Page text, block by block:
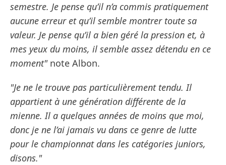
semestre. Je pense qu’il n’a commis pratiquement
aucune erreur et qu’il semble montrer toute sa
valeur. Je pense qu’il a bien géré la pression et, à
mes yeux du moins, il semble assez détendu en ce
moment"note Albon.
"Je ne le trouve pas particulièrement tendu. Il
appartient à une génération différente de la
mienne. Il a quelques années de moins que moi,
donc je ne l’ai jamais vu dans ce genre de lutte
pour le championnat dans les catégories juniors,
disons."